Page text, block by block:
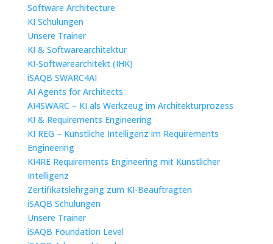
Software Architecture
KI Schulungen
Unsere Trainer
KI & Softwarearchitektur
KI-Softwarearchitekt (IHK)
iSAQB SWARC4AI
AI Agents for Architects
AI4SWARC – KI als Werkzeug im Architekturprozess
KI & Requirements Engineering
KI REG – Künstliche Intelligenz im Requirements
Engineering
KI4RE Requirements Engineering mit Künstlicher
Intelligenz
Zertifikatslehrgang zum KI-Beauftragten
iSAQB Schulungen
Unsere Trainer
iSAQB Foundation Level